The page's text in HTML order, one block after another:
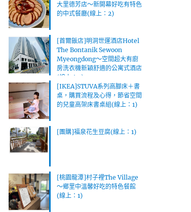
大里德芳店～新開幕好吃有特色
的中式餐廳(線上：2)
[首爾飯店]明洞世運酒店Hotel
The Bontanik Sewoon
Myeongdong～空間超大有廚
房洗衣機新穎舒適的公寓式酒店
(線上：2)
[IKEA]STUVA系列高腳床＋書
桌，購買流程及心得，節省空間
的兒童高架床書桌組(線上：1)
[團購]福泉花生豆腐(線上：1)
[桃園龍潭]村子裡The Village
～鄉里中溫馨好吃的特色餐館
(線上：1)